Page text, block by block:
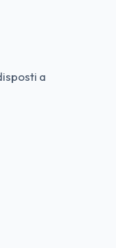
a